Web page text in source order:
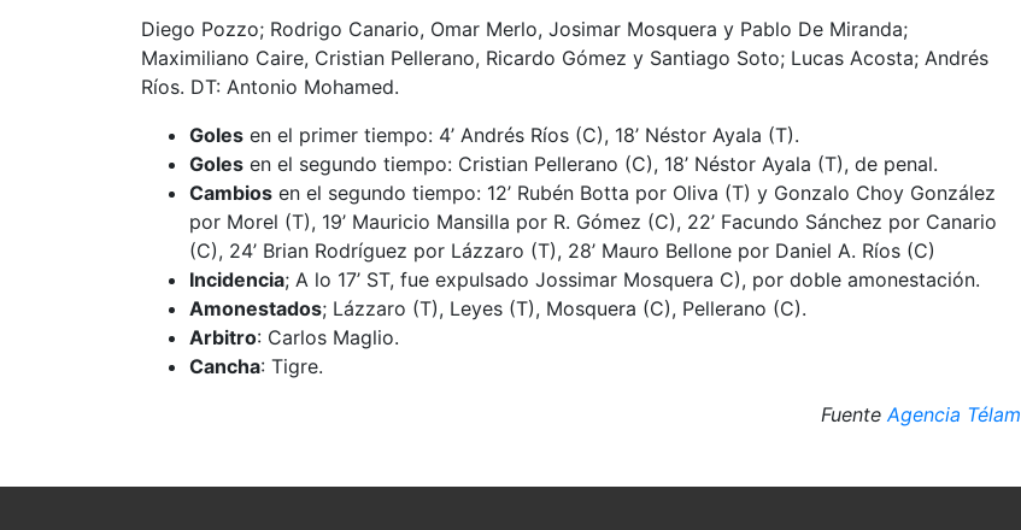
Diego Pozzo; Rodrigo Canario, Omar Merlo, Josimar Mosquera y Pablo De Miranda;
Maximiliano Caire, Cristian Pellerano, Ricardo Gómez y Santiago Soto; Lucas Acosta; Andrés
Ríos. DT: Antonio Mohamed.
Goles en el primer tiempo: 4’ Andrés Ríos (C), 18’ Néstor Ayala (T).
Goles en el segundo tiempo: Cristian Pellerano (C), 18’ Néstor Ayala (T), de penal.
Cambios en el segundo tiempo: 12’ Rubén Botta por Oliva (T) y Gonzalo Choy González
por Morel (T), 19’ Mauricio Mansilla por R. Gómez (C), 22’ Facundo Sánchez por Canario
(C), 24’ Brian Rodríguez por Lázzaro (T), 28’ Mauro Bellone por Daniel A. Ríos (C)
Incidencia; A lo 17’ ST, fue expulsado Jossimar Mosquera C), por doble amonestación.
Amonestados; Lázzaro (T), Leyes (T), Mosquera (C), Pellerano (C).
Arbitro: Carlos Maglio.
Cancha: Tigre.
Fuente Agencia Télam